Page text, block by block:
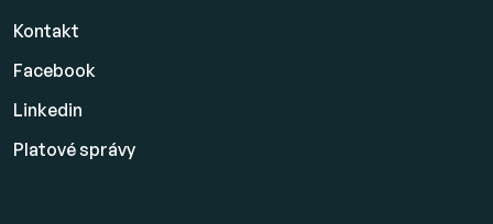
Kontakt
Facebook
Linkedin
Platovésprávy